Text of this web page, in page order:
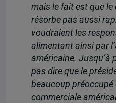
mais le fait est que le
résorbe pas aussi
voudraient les
alimentant ainsi par
américaine. Jusqu’à
pas dire que le
beaucoup préoccupé
commerciale